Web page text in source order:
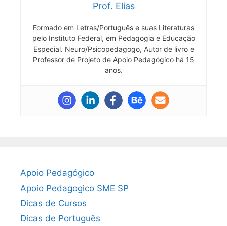
Prof. Elias
Formado em Letras/Português e suas Literaturas
pelo Instituto Federal, em Pedagogia e Educação
Especial. Neuro/Psicopedagogo, Autor de livro e
Professor de Projeto de Apoio Pedagógico há 15
anos.
Apoio Pedagógico
Apoio Pedagogico SME SP
Dicas de Cursos
Dicas de Português